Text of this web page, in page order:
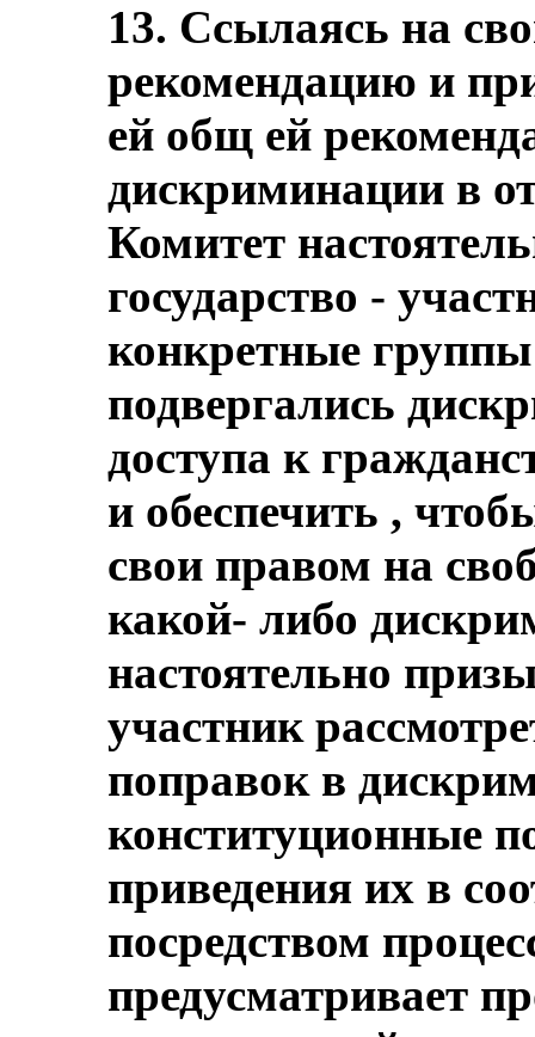
13. Ссылаясь на
рекомендацию и
ей общ ей
дискриминации в
Комитет
государство -
конкретные
подвергались
доступа к
и обеспечить ,
свои правом на
какой- либо
настоятельно
участник
поправок в
конституционные
приведения их в
посредством
предусматривает